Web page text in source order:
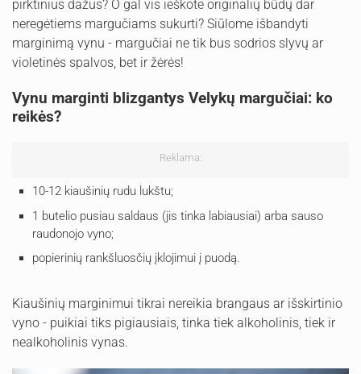
pirktinius dažus? O gal vis ieškote originalių būdų dar
neregėtiems margučiams sukurti? Siūlome išbandyti
marginimą vynu - margučiai ne tik bus sodrios slyvų ar
violetinės spalvos, bet ir žėrės!
Vynu marginti blizgantys Velykų margučiai: ko
reikės?
Reklama:
10-12 kiaušinių rudu lukštu;
1 butelio pusiau saldaus (jis tinka labiausiai) arba sauso
raudonojo vyno;
popierinių rankšluosčių įklojimui į puodą.
Kiaušinių marginimui tikrai nereikia brangaus ar išskirtinio
vyno - puikiai tiks pigiausiais, tinka tiek alkoholinis, tiek ir
nealkoholinis vynas.